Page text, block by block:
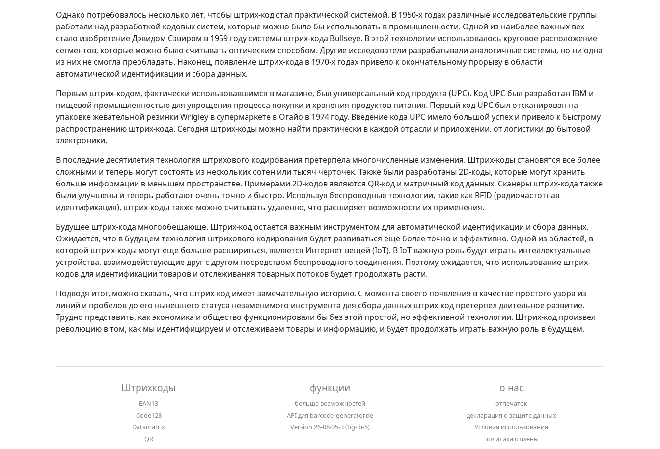
Однако потребовалось несколько лет, чтобы штрих-код стал практической системой. В 1950-х годах различные исследовательские группы
работали над разработкой кодовых систем, которые можно было бы использовать в промышленности. Одной из наиболее важных вех
стало изобретение Дэвидом Сэвиром в 1959 году системы штрих-кода Bullseye. В этой технологии использовалось круговое расположение
сегментов, которые можно было считывать оптическим способом. Другие исследователи разрабатывали аналогичные системы, но ни одна
из них не смогла преобладать. Наконец, появление штрих-кода в 1970-х годах привело к окончательному прорыву в области
автоматической идентификации и сбора данных.
Первым штрих-кодом, фактически использовавшимся в магазине, был универсальный код продукта (UPC). Код UPC был разработан IBM и
пищевой промышленностью для упрощения процесса покупки и хранения продуктов питания. Первый код UPC был отсканирован на
упаковке жевательной резинки Wrigley в супермаркете в Огайо в 1974 году. Введение кода UPC имело большой успех и привело к быстрому
распространению штрих-кода. Сегодня штрих-коды можно найти практически в каждой отрасли и приложении, от логистики до бытовой
электроники.
В последние десятилетия технология штрихового кодирования претерпела многочисленные изменения. Штрих-коды становятся все более
сложными и теперь могут состоять из нескольких сотен или тысяч черточек. Также были разработаны 2D-коды, которые могут хранить
больше информации в меньшем пространстве. Примерами 2D-кодов являются QR-код и матричный код данных. Сканеры штрих-кода также
были улучшены и теперь работают очень точно и быстро. Используя беспроводные технологии, такие как RFID (радиочастотная
идентификация), штрих-коды также можно считывать удаленно, что расширяет возможности их применения.
Будущее штрих-кода многообещающе. Штрих-код остается важным инструментом для автоматической идентификации и сбора данных.
Ожидается, что в будущем технология штрихового кодирования будет развиваться еще более точно и эффективно. Одной из областей, в
которой штрих-коды могут еще больше расшириться, является Интернет вещей (IoT). В IoT важную роль будут играть интеллектуальные
устройства, взаимодействующие друг с другом посредством беспроводного соединения. Поэтому ожидается, что использование штрих-
кодов для идентификации товаров и отслеживания товарных потоков будет продолжать расти.
Подводя итог, можно сказать, что штрих-код имеет замечательную историю. С момента своего появления в качестве простого узора из
линий и пробелов до его нынешнего статуса незаменимого инструмента для сбора данных штрих-код претерпел длительное развитие.
Трудно представить, как экономика и общество функционировали бы без этой простой, но эффективной технологии. Штрих-код произвел
революцию в том, как мы идентифицируем и отслеживаем товары и информацию, и будет продолжать играть важную роль в будущем.
Штрихкоды
EAN13
Code128
Datamatrix
QR
функции
больше возможностей
API для barcode-generator.de
Version 26-08-05-3 (bg-lb-5)
о нас
отпечаток
декларация о защите данных
Условия использования
политика отмены